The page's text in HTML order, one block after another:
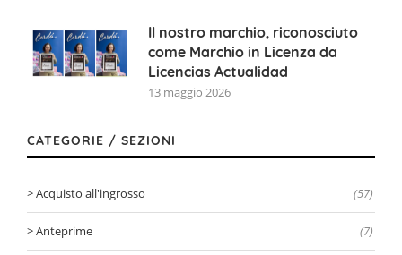
Il nostro marchio, riconosciuto
come Marchio in Licenza da
Licencias Actualidad
13 maggio 2026
CATEGORIE / SEZIONI
Acquisto all'ingrosso (57)
Anteprime (7)